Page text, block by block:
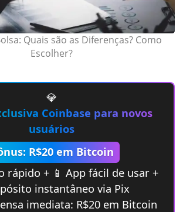
Quais são as Diferenças? Como
Escolher?
💎
Coinbase para novos
usuários
R$20 em Bitcoin
rápido + 📱 App fácil de usar +
instantâneo via Pix
imediata: R$20 em Bitcoin